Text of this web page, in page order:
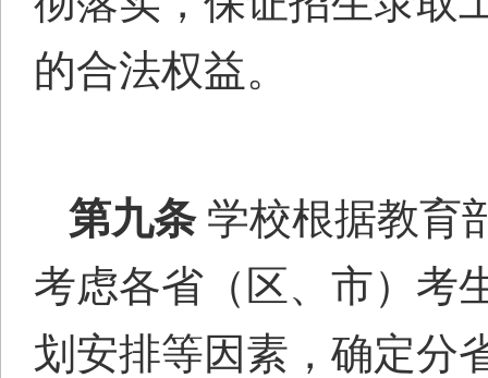
的合法权益。
第九条 学校根据教育
考虑各省（区、市）考
划安排等因素，确定分